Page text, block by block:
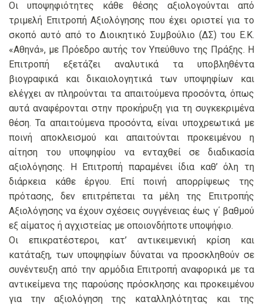
Οι υποψηφιότητες κάθε θέσης αξιολογούνται από
τριμελή Επιτροπή Αξιολόγησης που έχει οριστεί για το
σκοπό αυτό από το Διοικητικό Συμβούλιο (ΔΣ) του Ε.Κ.
«Αθηνά», με Πρόεδρο αυτής τον Υπεύθυνο της Πράξης. Η
Επιτροπή εξετάζει αναλυτικά τα υποβληθέντα
βιογραφικά και δικαιολογητικά των υποψηφίων και
ελέγχει αν πληρούνται τα απαιτούμενα προσόντα, όπως
αυτά αναφέρονται στην προκήρυξη για τη συγκεκριμένα
θέση. Τα απαιτούμενα προσόντα, είναι υποχρεωτικά με
ποινή αποκλεισμού και απαιτούνται προκειμένου η
αίτηση του υποψηφίου να ενταχθεί σε διαδικασία
αξιολόγησης. Η Επιτροπή παραμένει ίδια καθ’ όλη τη
διάρκεια κάθε έργου. Επί ποινή απορρίψεως της
πρότασης, δεν επιτρέπεται τα μέλη της Επιτροπής
Αξιολόγησης να έχουν σχέσεις συγγένειας έως γ΄ βαθμού
εξ αίματος ή αγχιστείας με οποιονδήποτε υποψήφιο.
Οι επικρατέστεροι, κατ’ αντικειμενική κρίση και
κατάταξη, των υποψηφίων δύναται να προσκληθούν σε
συνέντευξη από την αρμόδια Επιτροπή αναφορικά με τα
αντικείμενα της παρούσης πρόσκλησης και προκειμένου
για την αξιολόγηση της καταλληλότητας και της